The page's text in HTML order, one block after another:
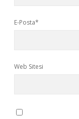
E-Posta*
Web Sitesi